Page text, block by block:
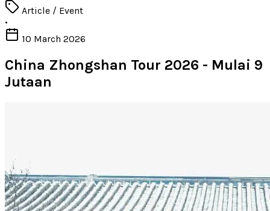
Article / Event
•
10 March 2026
China Zhongshan Tour 2026 - Mulai 9
Jutaan